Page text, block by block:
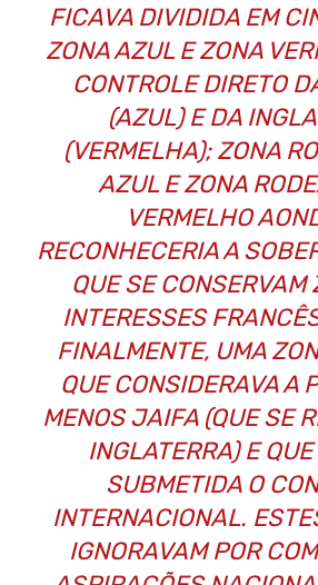
FICAVA DIVIDIDA EM
ZONA AZUL E ZONA
CONTROLE DIRETO
(AZUL) E DA
(VERMELHA); ZONA
AZUL E ZONA
VERMELHO
RECONHECERIA A
QUE SE CONSERVAM
INTERESSES
FINALMENTE, UMA
QUE CONSIDERAVA A
MENOS JAIFA (QUE SE
INGLATERRA) E
SUBMETIDA O
INTERNACIONAL.
IGNORAVAM POR